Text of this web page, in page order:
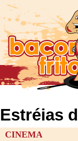
Estréias
CINEMA